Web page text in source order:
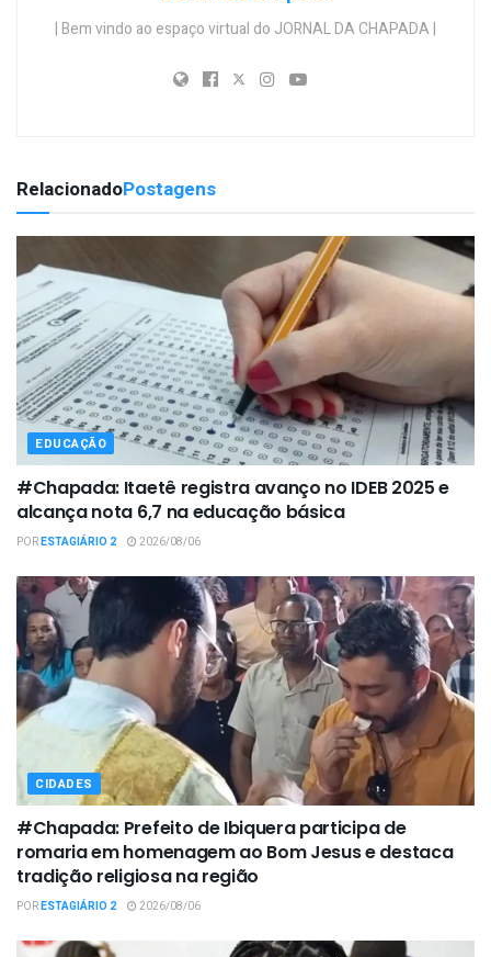
| Bem vindo ao espaço virtual do JORNAL DA CHAPADA |
RelacionadoPostagens
EDUCAÇÃO
#Chapada: Itaetê registra avanço no IDEB 2025 e
alcança nota 6,7 na educação básica
PORESTAGIÁRIO 2 2026/08/06
CIDADES
#Chapada: Prefeito de Ibiquera participa de
romaria em homenagem ao Bom Jesus e destaca
tradição religiosa na região
PORESTAGIÁRIO 2 2026/08/06